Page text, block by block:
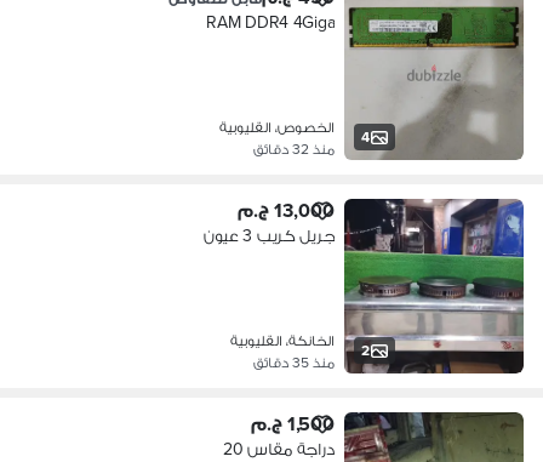
4
RAM DDR4 4Giga
الخصوص، القليوبية
منذ 32 دقائق
2
13,000 ج.م
جريل كريب 3 عيون
الخانكة، القليوبية
منذ 35 دقائق
1,500 ج.م
دراجة مقاس 20